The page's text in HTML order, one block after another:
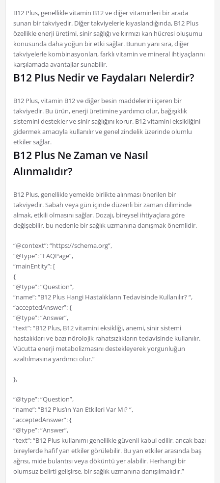
B12 Plus, genellikle vitamin B12 ve diğer vitaminleri bir arada
sunan bir takviyedir. Diğer takviyelerle kıyaslandığında, B12 Plus
özellikle enerji üretimi, sinir sağlığı ve kırmızı kan hücresi oluşumu
konusunda daha yoğun bir etki sağlar. Bunun yanı sıra, diğer
takviyelerle kombinasyonları, farklı vitamin ve mineral ihtiyaçlarını
karşılamada avantajlar sunabilir.
B12 Plus Nedir ve Faydaları Nelerdir?
B12 Plus, vitamin B12 ve diğer besin maddelerini içeren bir
takviyedir. Bu ürün, enerji üretimine yardımcı olur, bağışıklık
sistemini destekler ve sinir sağlığını korur. B12 vitamini eksikliğini
gidermek amacıyla kullanılır ve genel zindelik üzerinde olumlu
etkiler sağlar.
B12 Plus Ne Zaman ve Nasıl
Alınmalıdır?
B12 Plus, genellikle yemekle birlikte alınması önerilen bir
takviyedir. Sabah veya gün içinde düzenli bir zaman diliminde
almak, etkili olmasını sağlar. Dozajı, bireysel ihtiyaçlara göre
değişebilir, bu nedenle bir sağlık uzmanına danışmak önemlidir.
“@context”: “https://schema.org”,
“@type”: “FAQPage”,
“mainEntity”: [
{
“@type”: “Question”,
“name”: “B12 Plus Hangi Hastalıkların Tedavisinde Kullanılır? “,
“acceptedAnswer”: {
“@type”: “Answer”,
“text”: “B12 Plus, B12 vitamini eksikliği, anemi, sinir sistemi
hastalıkları ve bazı nörolojik rahatsızlıkların tedavisinde kullanılır.
Vücutta enerji metabolizmasını destekleyerek yorgunluğun
azaltılmasına yardımcı olur.”
},
“@type”: “Question”,
“name”: “B12 Plus’ın Yan Etkileri Var Mı? “,
“acceptedAnswer”: {
“@type”: “Answer”,
“text”: “B12 Plus kullanımı genellikle güvenli kabul edilir, ancak bazı
bireylerde hafif yan etkiler görülebilir. Bu yan etkiler arasında baş
ağrısı, mide bulantısı veya döküntü yer alabilir. Herhangi bir
olumsuz belirti gelişirse, bir sağlık uzmanına danışılmalıdır.”